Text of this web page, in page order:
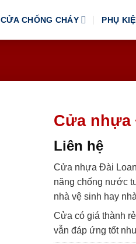
CỬA CHỐNG CHÁY PHỤ
Cửa nhựa
Liên hệ
Cửa nhựa Đài
năng chống nước
nhà vệ sinh hay
Cửa có giá thành
vẫn đáp ứng tốt